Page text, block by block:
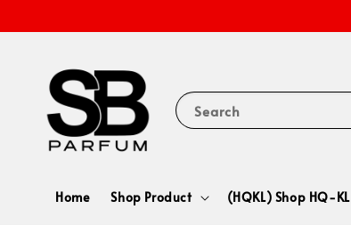
Search
Home Shop Product (HQKL) Shop HQ-KL